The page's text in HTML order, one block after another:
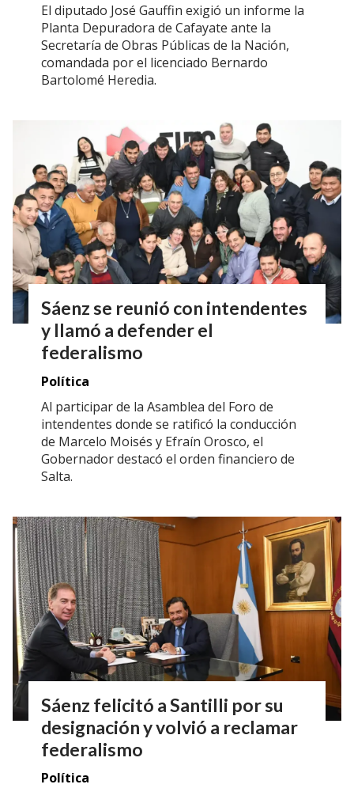
El diputado José Gauffin exigió un informe la
Planta Depuradora de Cafayate ante la
Secretaría de Obras Públicas de la Nación,
comandada por el licenciado Bernardo
Bartolomé Heredia.
Sáenz se reunió con intendentes
y llamó a defender el
federalismo
Política
Al participar de la Asamblea del Foro de
intendentes donde se ratificó la conducción
de Marcelo Moisés y Efraín Orosco, el
Gobernador destacó el orden financiero de
Salta.
Sáenz felicitó a Santilli por su
designación y volvió a reclamar
federalismo
Política